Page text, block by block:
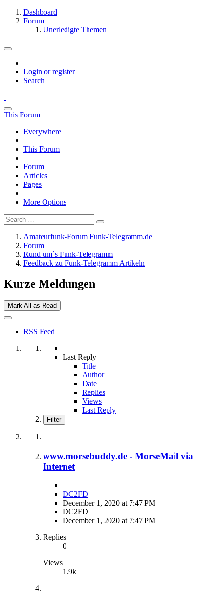
Dashboard
Forum
Unerledigte Themen
Login or register
Search
This Forum
Everywhere
This Forum
Forum
Articles
Pages
More Options
Amateurfunk-Forum Funk-Telegramm.de
Forum
Rund um`s Funk-Telegramm
Feedback zu Funk-Telegramm Artikeln
Kurze Meldungen
Mark All as Read
RSS Feed
Last Reply
Title
Author
Date
Replies
Views
Last Reply
Filter
www.morsebuddy.de - MorseMail via
Internet
DC2FD
December 1, 2020 at 7:47 PM
DC2FD
December 1, 2020 at 7:47 PM
Replies
0
Views
1.9k